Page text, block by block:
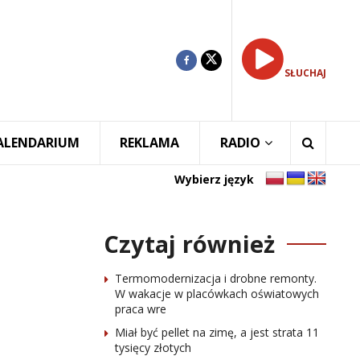
SŁUCHAJ
REKLAMA RADIO
Wybierz język
Czytaj również
Termomodernizacja i drobne remonty.
W wakacje w placówkach oświatowych
praca wre
Miał być pellet na zimę, a jest strata 11
tysięcy złotych